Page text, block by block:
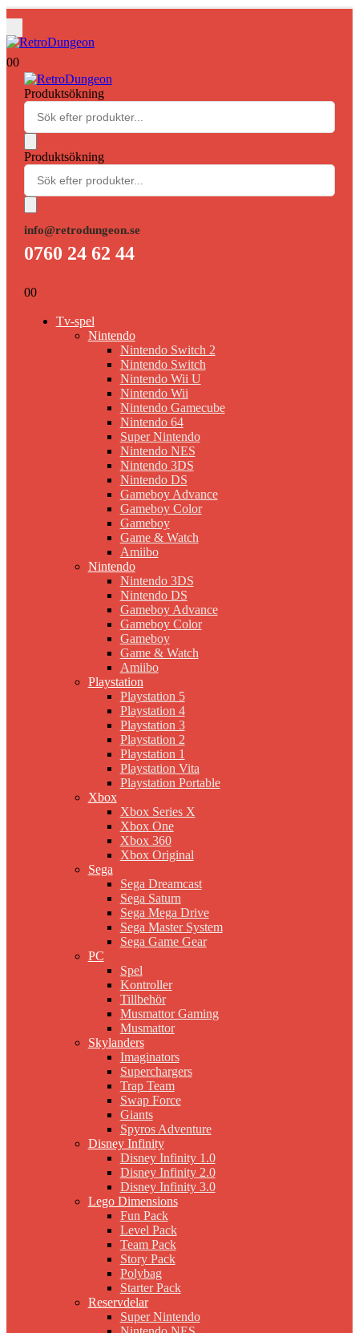
00
Produktsökning
Produktsökning
info@retrodungeon.se
0760 24 62 44
00
Tv-spel
Nintendo
Nintendo Switch 2
Nintendo Switch
Nintendo Wii U
Nintendo Wii
Nintendo Gamecube
Nintendo 64
Super Nintendo
Nintendo NES
Nintendo 3DS
Nintendo DS
Gameboy Advance
Gameboy Color
Gameboy
Game & Watch
Amiibo
Nintendo
Nintendo 3DS
Nintendo DS
Gameboy Advance
Gameboy Color
Gameboy
Game & Watch
Amiibo
Playstation
Playstation 5
Playstation 4
Playstation 3
Playstation 2
Playstation 1
Playstation Vita
Playstation Portable
Xbox
Xbox Series X
Xbox One
Xbox 360
Xbox Original
Sega
Sega Dreamcast
Sega Saturn
Sega Mega Drive
Sega Master System
Sega Game Gear
PC
Spel
Kontroller
Tillbehör
Musmattor Gaming
Musmattor
Skylanders
Imaginators
Superchargers
Trap Team
Swap Force
Giants
Spyros Adventure
Disney Infinity
Disney Infinity 1.0
Disney Infinity 2.0
Disney Infinity 3.0
Lego Dimensions
Fun Pack
Level Pack
Team Pack
Story Pack
Polybag
Starter Pack
Reservdelar
Super Nintendo